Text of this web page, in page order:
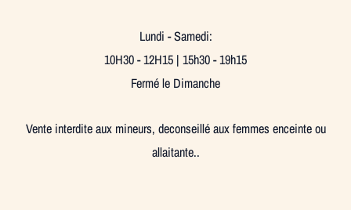
Lundi - Samedi:
10H30 - 12H15 | 15h30 - 19h15
Fermé le Dimanche
Vente interdite aux mineurs, deconseillé aux femmes enceinte ou
allaitante..